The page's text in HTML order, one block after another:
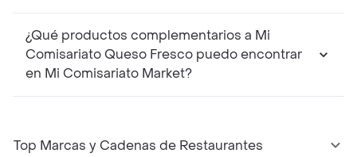
¿Qué productos complementarios a Mi
Comisariato Queso Fresco puedo encontrar
en Mi Comisariato Market?
Top Marcas y Cadenas de Restaurantes